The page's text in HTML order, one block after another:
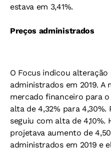
estava em 3,41%.
Preços administrados
O Focus indicou
administrados em 2019. A
mercado financeiro para
alta de 4,32% para 4,30%.
seguiu com alta de 4,10%.
projetava aumento de
administrados em 2019 e